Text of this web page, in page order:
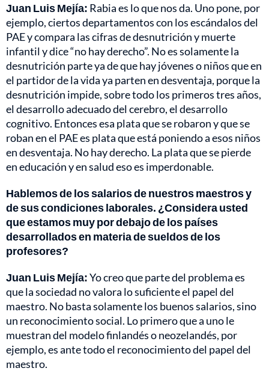
Juan Luis Mejía: Rabia es lo que nos da. Uno pone, por
ejemplo, ciertos departamentos con los escándalos del
PAE y compara las cifras de desnutrición y muerte
infantil y dice “no hay derecho”. No es solamente la
desnutrición parte ya de que hay jóvenes o niños que en
el partidor de la vida ya parten en desventaja, porque la
desnutrición impide, sobre todo los primeros tres años,
el desarrollo adecuado del cerebro, el desarrollo
cognitivo. Entonces esa plata que se robaron y que se
roban en el PAE es plata que está poniendo a esos niños
en desventaja. No hay derecho. La plata que se pierde
en educación y en salud eso es imperdonable.
Hablemos de los salarios de nuestros maestros y
de sus condiciones laborales. ¿Considera usted
que estamos muy por debajo de los países
desarrollados en materia de sueldos de los
profesores?
Juan Luis Mejía:Yo creo que parte del problema es
que la sociedad no valora lo suficiente el papel del
maestro. No basta solamente los buenos salarios, sino
un reconocimiento social. Lo primero que a uno le
muestran del modelo finlandés o neozelandés, por
ejemplo, es ante todo el reconocimiento del papel del
maestro.